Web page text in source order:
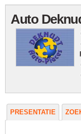
Auto
PRESENTATIE